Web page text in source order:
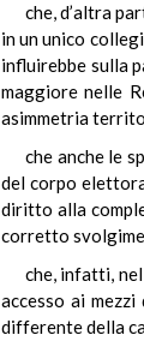
che, d’altra
in un unico
influirebbe sulla
maggiore nelle
asimmetria
che anche le
del corpo
diritto alla
corretto
che, infatti,
accesso ai
differente della